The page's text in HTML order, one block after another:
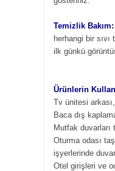
Temizlik Bakım:
herhangi bir
ilk günkü
Ürünlerin
Tv ünitesi
Baca dış
Mutfak
Oturma odası
işyerlerinde
Otel girişleri ve